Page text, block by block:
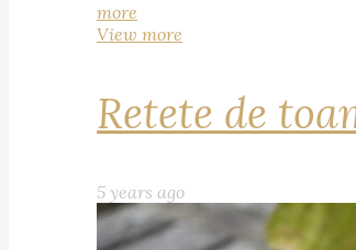
more
View more
Retete de
5 years ago